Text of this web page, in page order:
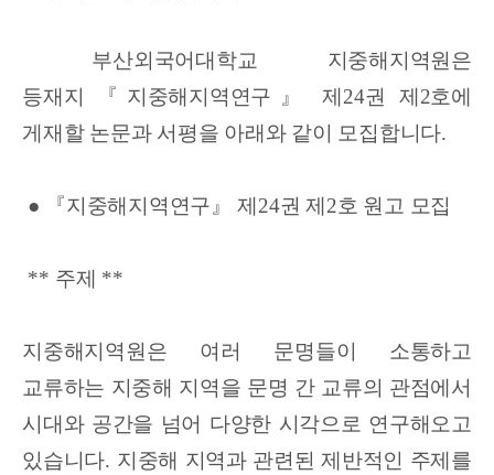
부산외국어대학교 지중해지역원은
등재지
『 지중해지역연구 』제 24권 제 2호에
게재할 논문과 서평을 아래와 같이 모집합니다.
● 『지중해지역연구 』제 24권 제 2호 원고 모집
** 주제 **
지중해지역원은 여러 문명들이 소통하고
교류하는 지중해 지역을 문명 간 교류의 관점에서
시대와 공간을 넘어 다양한 시각으로 연구해오고
있습니다. 지중해 지역과 관련된 제반적인 주제를